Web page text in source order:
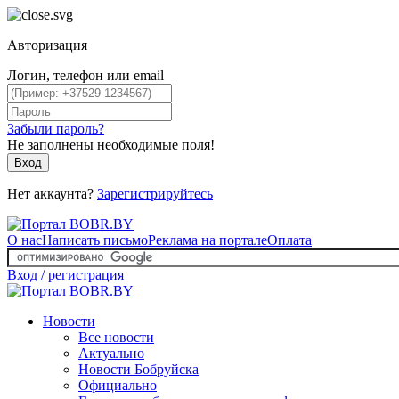
Авторизация
Логин, телефон или email
Забыли пароль?
Не заполнены необходимые поля!
Вход
Нет аккаунта? Зарегистрируйтесь
О насНаписать письмоРеклама на порталеОплата
Вход / регистрация
Новости
Все новости
Актуально
Новости Бобруйска
Официально